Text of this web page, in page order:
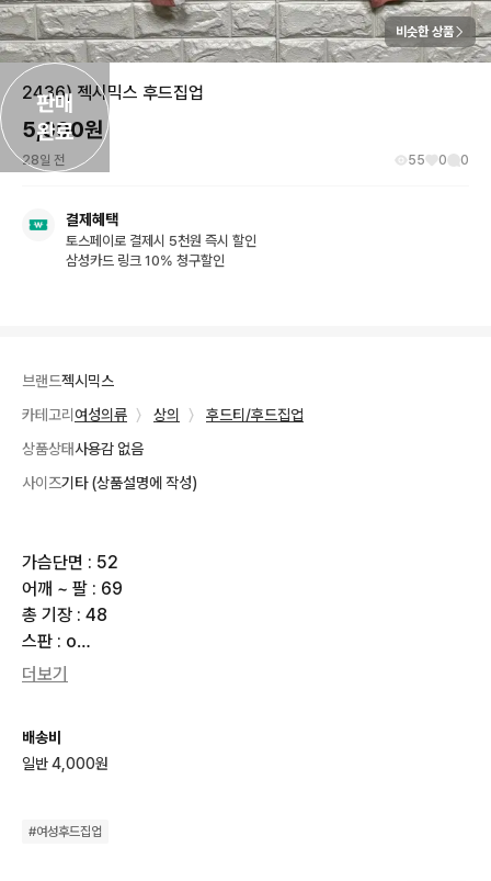
판매
완료
비슷한 상품
2436) 젝시믹스 후드집업
5,000원
28일 전 55 0 0
결제혜택
토스페이로 결제시 5천원 즉시 할인
삼성카드 링크 10% 청구할인
브랜드젝시믹스
카테고리 여성의류 〉 상의 〉
후드티/후드집업
상품상태사용감 없음
사이즈기타 (상품설명에 작성)
가슴단면 : 52
어깨 ~ 팔 : 69
총 기장 : 48
스판 : o
★반값택배 X 우체국택배 X(CJ대한통운 일반택배만 이용)
★4만원 이상 구매시 무료배송
★결제 순, 예약 없음
더보기
배송비
일반 4,000원
#여성후드집업